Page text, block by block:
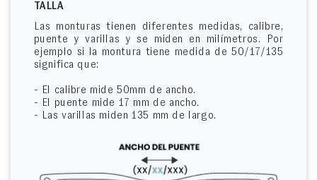
TALLA
Las monturas tienen diferentes medidas, calibre,
puente y varillas y se miden en milímetros. Por
ejemplo si la montura tiene medida de 50/17/135
significa que:
- El calibre mide 50mm de ancho.
- El puente mide 17 mm de ancho.
- Las varillas miden 135 mm de largo.